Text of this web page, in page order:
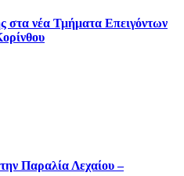
στα νέα Τμήματα Επειγόντων
Παραλία Λεχαίου –